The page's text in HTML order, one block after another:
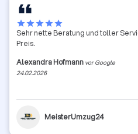
starstarstarstarstar
Sehr nette Beratung und toller
Preis.
Alexandra Hofmann vor Google
24.02.2026
MeisterUmzug24